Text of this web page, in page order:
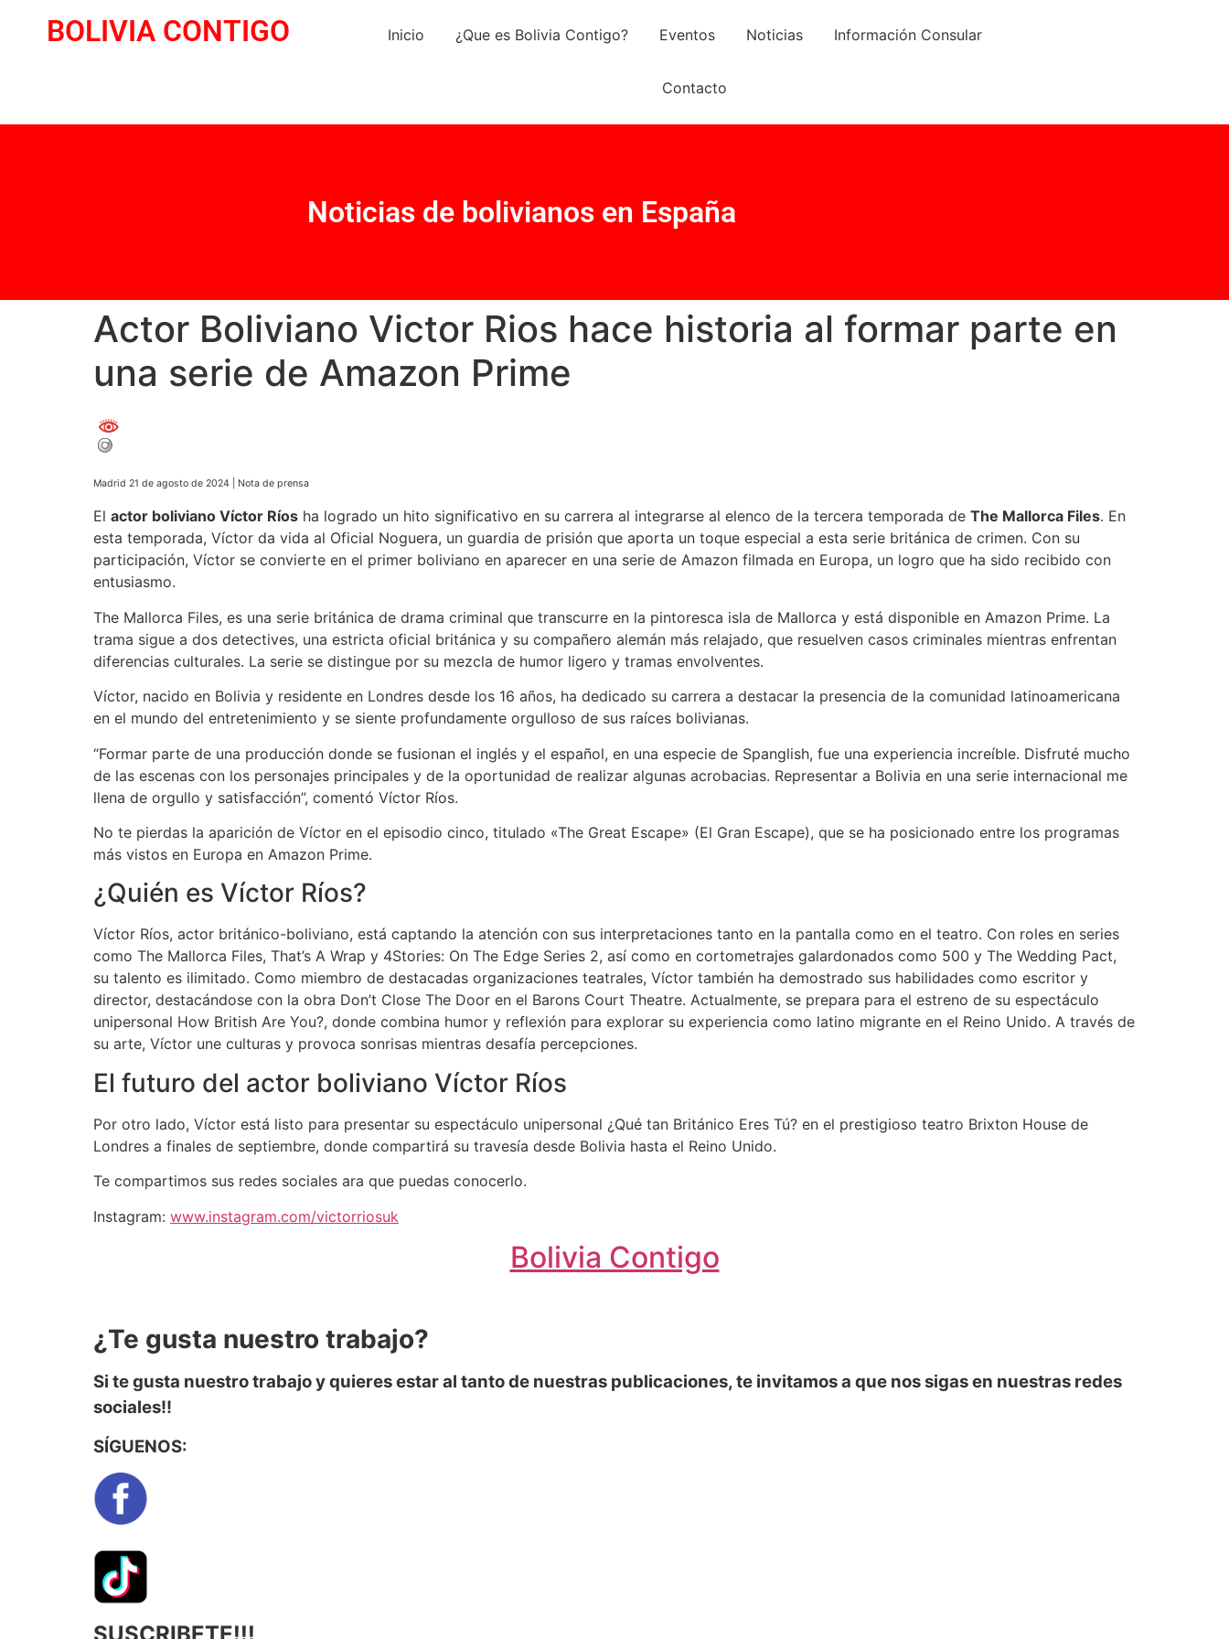
BOLIVIA CONTIGO Inicio ¿Que es Bolivia Contigo? Eventos Noticias Información Consular
Contacto
Noticias de bolivianos en España
Actor Boliviano Victor Rios hace historia al formar parte en
una serie de Amazon Prime
Madrid 21 de agosto de 2024 | Nota de prensa
El actor boliviano Víctor Ríos ha logrado un hito significativo en su carrera al integrarse al elenco de la tercera temporada de The Mallorca Files. En
esta temporada, Víctor da vida al Oficial Noguera, un guardia de prisión que aporta un toque especial a esta serie británica de crimen. Con su
participación, Víctor se convierte en el primer boliviano en aparecer en una serie de Amazon filmada en Europa, un logro que ha sido recibido con
entusiasmo.
The Mallorca Files, es una serie británica de drama criminal que transcurre en la pintoresca isla de Mallorca y está disponible en Amazon Prime. La
trama sigue a dos detectives, una estricta oficial británica y su compañero alemán más relajado, que resuelven casos criminales mientras enfrentan
diferencias culturales. La serie se distingue por su mezcla de humor ligero y tramas envolventes.
Víctor, nacido en Bolivia y residente en Londres desde los 16 años, ha dedicado su carrera a destacar la presencia de la comunidad latinoamericana
en el mundo del entretenimiento y se siente profundamente orgulloso de sus raíces bolivianas.
“Formar parte de una producción donde se fusionan el inglés y el español, en una especie de Spanglish, fue una experiencia increíble. Disfruté mucho
de las escenas con los personajes principales y de la oportunidad de realizar algunas acrobacias. Representar a Bolivia en una serie internacional me
llena de orgullo y satisfacción”, comentó Víctor Ríos.
No te pierdas la aparición de Víctor en el episodio cinco, titulado «The Great Escape» (El Gran Escape), que se ha posicionado entre los programas
más vistos en Europa en Amazon Prime.
¿Quién es Víctor Ríos?
Víctor Ríos, actor británico-boliviano, está captando la atención con sus interpretaciones tanto en la pantalla como en el teatro. Con roles en series
como The Mallorca Files, That’s A Wrap y 4Stories: On The Edge Series 2, así como en cortometrajes galardonados como 500 y The Wedding Pact,
su talento es ilimitado. Como miembro de destacadas organizaciones teatrales, Víctor también ha demostrado sus habilidades como escritor y
director, destacándose con la obra Don’t Close The Door en el Barons Court Theatre. Actualmente, se prepara para el estreno de su espectáculo
unipersonal How British Are You?, donde combina humor y reflexión para explorar su experiencia como latino migrante en el Reino Unido. A través de
su arte, Víctor une culturas y provoca sonrisas mientras desafía percepciones.
El futuro del actor boliviano Víctor Ríos
Por otro lado, Víctor está listo para presentar su espectáculo unipersonal ¿Qué tan Británico Eres Tú? en el prestigioso teatro Brixton House de
Londres a finales de septiembre, donde compartirá su travesía desde Bolivia hasta el Reino Unido.
Te compartimos sus redes sociales ara que puedas conocerlo.
Instagram: www.instagram.com/victorriosuk
Bolivia Contigo
¿Te gusta nuestro trabajo?
Si te gusta nuestro trabajo y quieres estar al tanto de nuestras publicaciones, te invitamos a que nos sigas en nuestras redes
sociales!!
SÍGUENOS:
SUSCRIBETE!!!